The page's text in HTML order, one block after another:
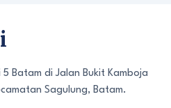
5 Batam di Jalan Bukit Kamboja
Sagulung, Batam.